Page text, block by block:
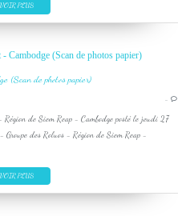
PLUS
Cambodge (Scan de photos papier)
…
Région de Siem Reap - Cambodge posté le jeudi 27
Groupe des Roluos - Région de Siem Reap -
PLUS